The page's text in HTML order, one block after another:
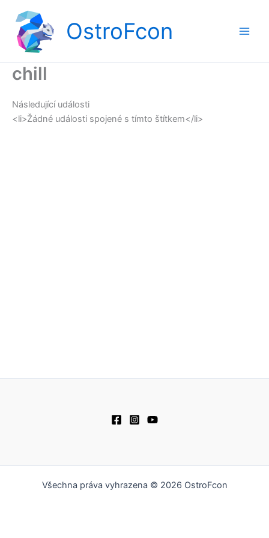
obsah
OstroFcon
chill
Následující události
<li>Žádné události spojené s tímto štítkem</li>
Všechna práva vyhrazena © 2026 OstroFcon